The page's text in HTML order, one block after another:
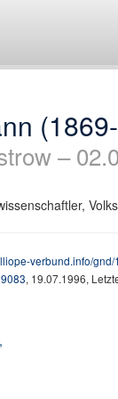
–
verbund.info/
, 19.07.1996,